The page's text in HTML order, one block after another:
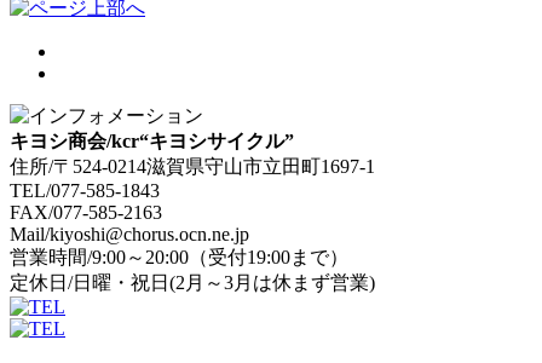
キヨシ商会/kcr“キヨシサイクル”
住所/〒524-0214滋賀県守山市立田町1697-1
TEL/077-585-1843
FAX/077-585-2163
Mail/kiyoshi@chorus.ocn.ne.jp
営業時間/9:00～20:00（受付19:00まで）
定休日/日曜・祝日(2月～3月は休まず営業)